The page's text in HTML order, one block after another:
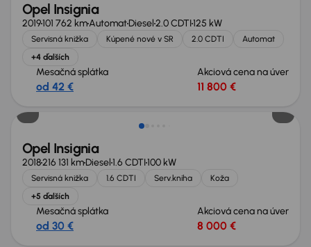
Opel Insignia
2019101 762 kmAutomatDiesel2.0 CDTI125 kW
Servisná knižka Kúpené nové v SR 2.0 CDTI
Automat
+4 ďalších
Mesačná splátka
od 42 €
Akciová cena na úver
11 800 €
Opel Insignia
2018216 131 kmDiesel1.6 CDTI100 kW
Servisná knižka 1.6 CDTI Serv.kniha
Koža
+5 ďalších
Mesačná splátka
od 30 €
Akciová cena na úver
8 000 €
Zlacnené o 1 200 €